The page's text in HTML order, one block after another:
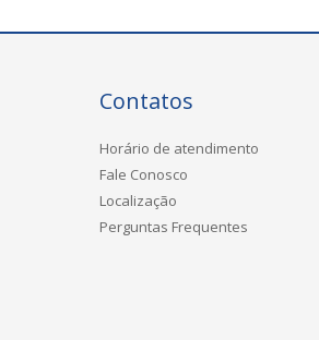
Contatos
Horário de atendimento
Fale Conosco
Localização
Perguntas Frequentes